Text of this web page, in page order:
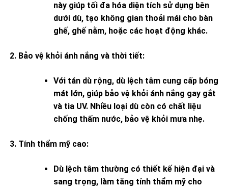
này giúp tối đa hóa diện tích sử dụng bên
dưới dù, tạo không gian thoải mái cho bàn
ghế, ghế nằm, hoặc các hoạt động khác.
Bảo vệ khỏi ánh nắng và thời tiết:
Với tán dù rộng, dù lệch tâm cung cấp bóng
mát lớn, giúp bảo vệ khỏi ánh nắng gay gắt
và tia UV. Nhiều loại dù còn có chất liệu
chống thấm nước, bảo vệ khỏi mưa nhẹ.
Tính thẩm mỹ cao:
Dù lệch tâm thường có thiết kế hiện đại và
sang trọng, làm tăng tính thẩm mỹ cho